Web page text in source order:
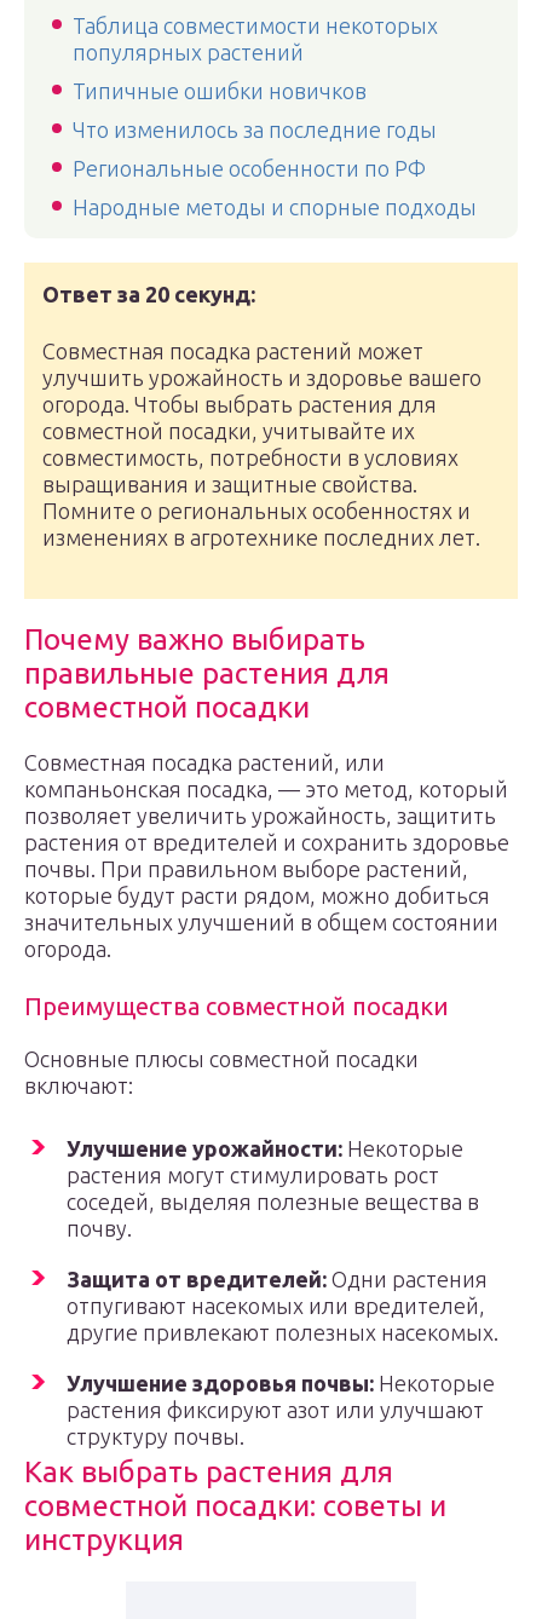
Таблица совместимости некоторых
популярных растений
Типичные ошибки новичков
Что изменилось за последние годы
Региональные особенности по РФ
Народные методы и спорные подходы
Ответ за 20 секунд:
Совместная посадка растений может
улучшить урожайность и здоровье вашего
огорода. Чтобы выбрать растения для
совместной посадки, учитывайте их
совместимость, потребности в условиях
выращивания и защитные свойства.
Помните о региональных особенностях и
изменениях в агротехнике последних лет.
Почему важно выбирать
правильные растения для
совместной посадки
Совместная посадка растений, или
компаньонская посадка, — это метод, который
позволяет увеличить урожайность, защитить
растения от вредителей и сохранить здоровье
почвы. При правильном выборе растений,
которые будут расти рядом, можно добиться
значительных улучшений в общем состоянии
огорода.
Преимущества совместной посадки
Основные плюсы совместной посадки
включают:
Улучшение урожайности: Некоторые
растения могут стимулировать рост
соседей, выделяя полезные вещества в
почву.
Защита от вредителей: Одни растения
отпугивают насекомых или вредителей,
другие привлекают полезных насекомых.
Улучшение здоровья почвы: Некоторые
растения фиксируют азот или улучшают
структуру почвы.
Как выбрать растения для
совместной посадки: советы и
инструкция